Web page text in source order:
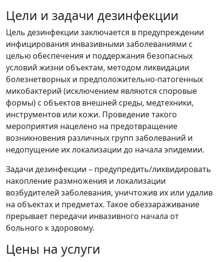
Цели и задачи дезинфекции
Цель дезинфекции заключается в предупреждении
инфицирования инвазивными заболеваниями с
целью обеспечения и поддержания безопасных
условий жизни объектам, методом ликвидации
болезнетворных и предположительно-патогенных
микобактерий (исключением являются споровые
формы) с объектов внешней среды, медтехники,
инструментов или кожи. Проведение такого
мероприятия нацелено на предотвращение
возникновения различных групп заболеваний и
недопущение их локализации до начала эпидемии.
Задачи дезинфекции – предупредить/ликвидировать
накопление размножения и локализации
возбудителей заболевания, уничтожив их или удалив
на объектах и предметах. Такое обеззараживание
прерывает передачи инвазивного начала от
больного к здоровому.
Цены на услуги